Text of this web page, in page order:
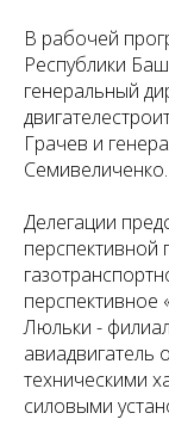
В рабочей
Республики
генеральный
Грачев и
Семивеличенко.
Делегации
перспективной
перспективное
Люльки -
авиадвигатель
техническими
силовыми